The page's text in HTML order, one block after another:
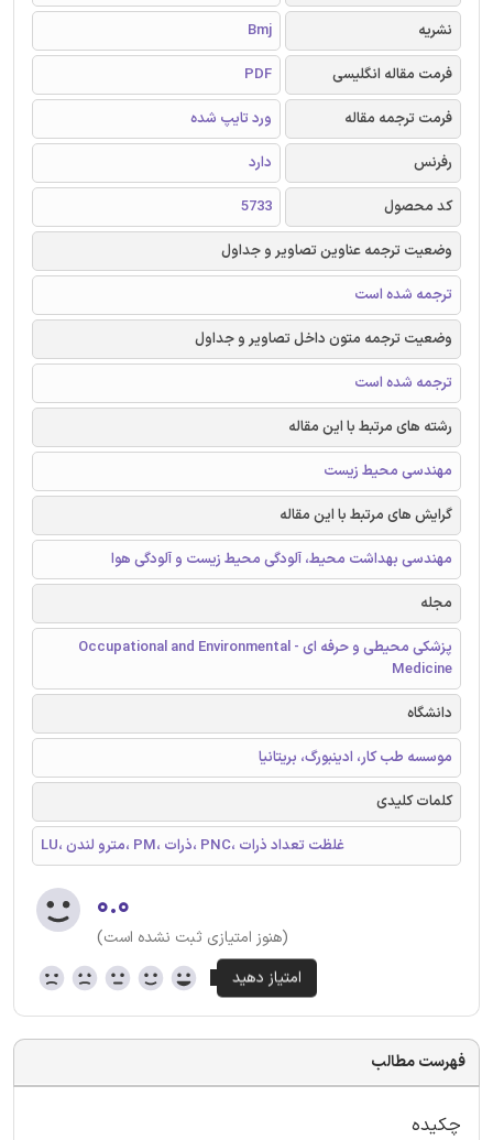
نشریه
Bmj
فرمت مقاله انگلیسی
PDF
فرمت ترجمه مقاله
ورد تایپ شده
رفرنس
دارد
کد محصول
5733
وضعیت ترجمه عناوین تصاویر و جداول
ترجمه شده است
وضعیت ترجمه متون داخل تصاویر و جداول
ترجمه شده است
رشته های مرتبط با این مقاله
مهندسی محیط زیست
گرایش های مرتبط با این مقاله
مهندسی بهداشت محیط، آلودگی محیط زیست و آلودگی هوا
مجله
پزشکی محیطی و حرفه ای - Occupational and Environmental
Medicine
دانشگاه
موسسه طب کار، ادینبورگ، بریتانیا
کلمات کلیدی
LU، مترو لندن، PM، ذرات، PNC، غلظت تعداد ذرات
۰.۰
(هنوز امتیازی ثبت نشده است)
فهرست مطالب
چکیده